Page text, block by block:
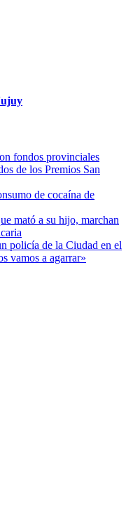
fondos provinciales
de los Premios San
de cocaína de
mató a su hijo, marchan
policía de la Ciudad en el
vamos a agarrar»